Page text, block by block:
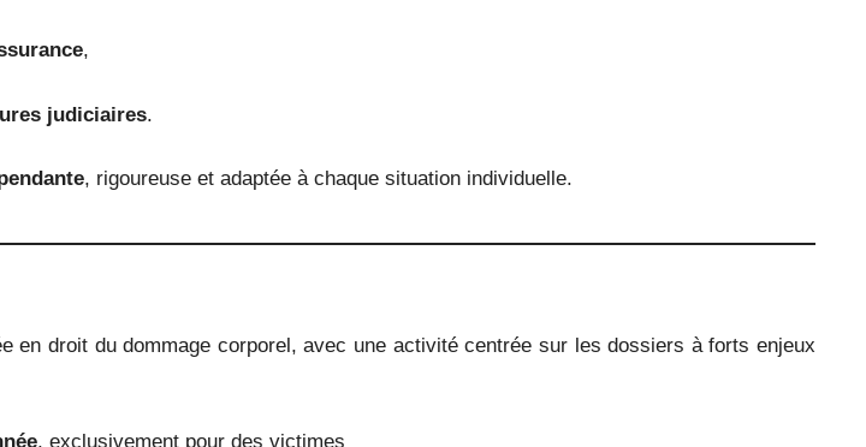
,
judiciaires.
, rigoureuse et adaptée à chaque situation individuelle.
en droit du dommage corporel, avec une activité centrée sur les dossiers à forts enjeux
, exclusivement pour des victimes